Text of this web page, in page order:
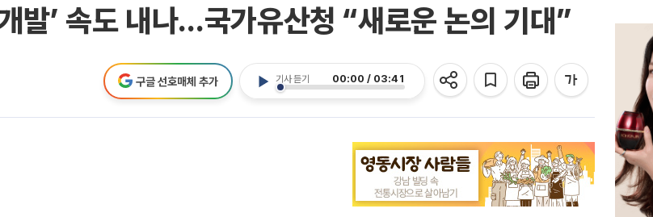
발’ 속도 내나…국가유산청 “새로운 논의 기대”
기사 듣기 00:00 / 03:41
구글 선호매체 추가